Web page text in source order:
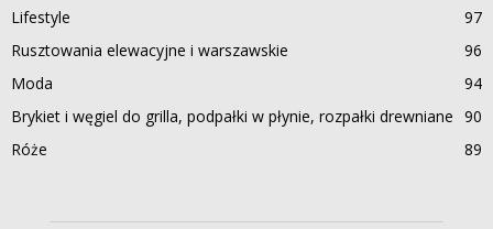
Lifestyle
97
Rusztowania elewacyjne i warszawskie
96
Moda
94
Brykiet i węgiel do grilla, podpałki w płynie, rozpałki drewniane 90
Róże
89